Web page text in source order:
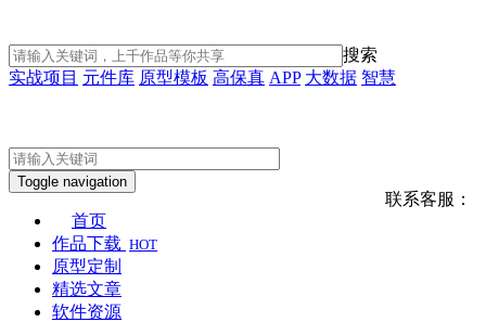
搜索
实战项目 元件库 原型模板 高保真 APP 大数据 智慧
联系客服：
Toggle navigation
首页
作品下载 HOT
原型定制
精选文章
软件资源